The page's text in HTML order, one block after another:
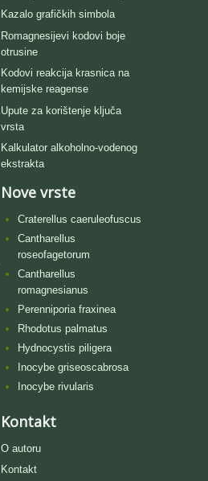
Kazalo grafičkih simbola
Romagnesijevi kodovi boje
otrusine
Kodovi reakcija krasnica na
kemijske reagense
Upute za korištenje ključa
vrsta
Kalkulator alkoholno-vodenog
ekstrakta
Nove vrste
Craterellus caeruleofuscus
Cantharellus
roseofagetorum
Cantharellus
romagnesianus
Perenniporia fraxinea
Rhodotus palmatus
Hydnocystis piligera
Inocybe griseoscabrosa
Inocybe rivularis
Kontakt
O autoru
Kontakt